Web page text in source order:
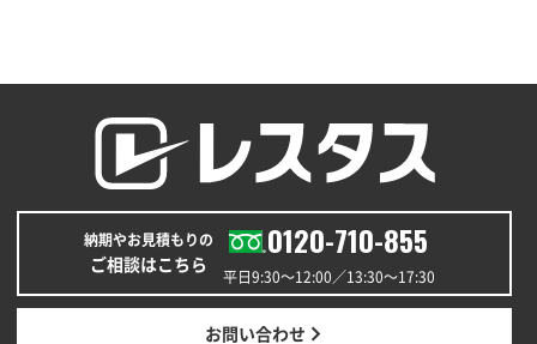
商品がよさそうだったから
東京都N社様
コットンバッグM(B4対応)200枚
商品情報の正確な記載、スムーズなシステム対応
広島県(社様
納期やお見積もりの
ご相談はこちら
0120-710-855
平日9:30〜12:00／13:30〜17:30
お問い合わせ